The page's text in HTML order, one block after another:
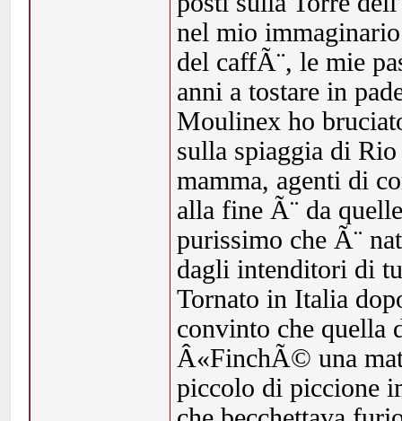
nel mio
del caffÃ¨, le mie
anni a tostare in
Moulinex ho
sulla spiaggia di
mamma, agenti di
alla fine Ã¨ da
purissimo che Ã¨
dagli intenditori di
Tornato in Italia
convinto che quella
Â«FinchÃ© una
piccolo di piccione